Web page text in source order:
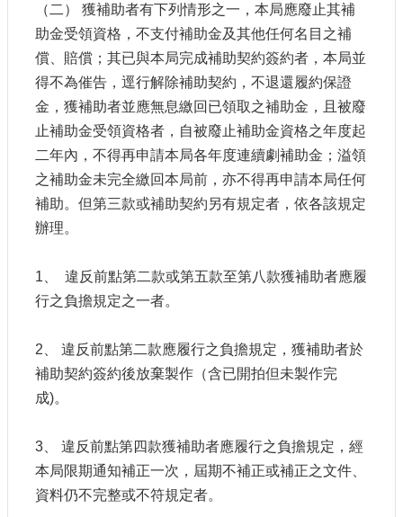
（二） 獲補助者有下列情形之一，本局應廢止其補
助金受領資格，不支付補助金及其他任何名目之補
償、賠償；其已與本局完成補助契約簽約者，本局並
得不為催告，逕行解除補助契約，不退還履約保證
金，獲補助者並應無息繳回已領取之補助金，且被廢
止補助金受領資格者，自被廢止補助金資格之年度起
二年內，不得再申請本局各年度連續劇補助金；溢領
之補助金未完全繳回本局前，亦不得再申請本局任何
補助。但第三款或補助契約另有規定者，依各該規定
辦理。
1、 違反前點第二款或第五款至第八款獲補助者應履
行之負擔規定之一者。
2、 違反前點第二款應履行之負擔規定，獲補助者於
補助契約簽約後放棄製作（含已開拍但未製作完
成)。
3、 違反前點第四款獲補助者應履行之負擔規定，經
本局限期通知補正一次，屆期不補正或補正之文件、
資料仍不完整或不符規定者。